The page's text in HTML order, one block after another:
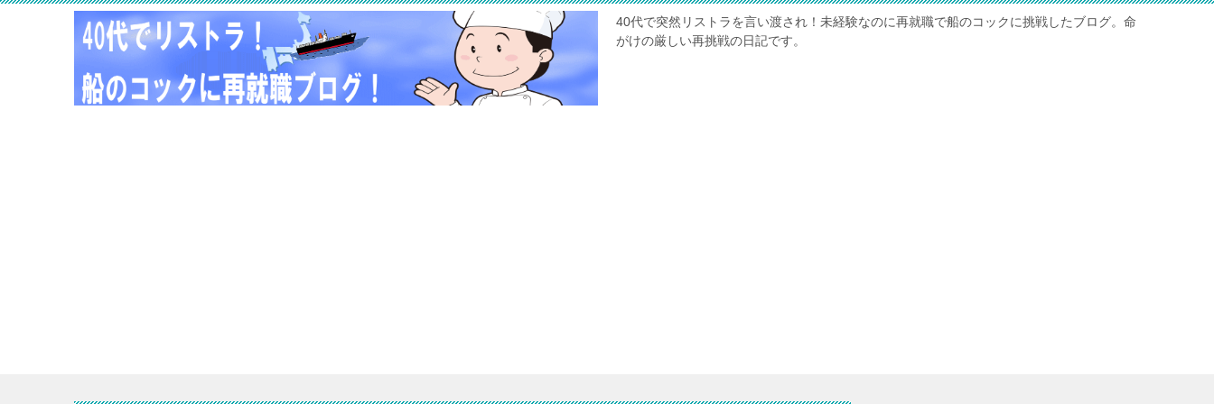
40代で突然リストラを言い渡され！未経験なのに再就職で船のコックに挑戦したブログ。命
がけの厳しい再挑戦の日記です。